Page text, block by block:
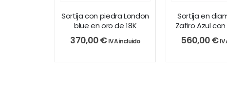
Sortija con piedra London
blue en oro de 18K
370,00€ IVA incluido
Sortija en
Zafiro Azul
560,00€